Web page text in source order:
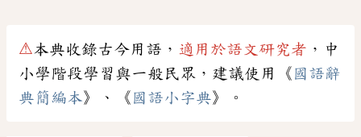
⚠本典收錄古今用語， 適用於語文研究者 ，中
小學階段學習與一般民眾，建議使用《 國語辭
典簡編本》、《 國語小字典》。